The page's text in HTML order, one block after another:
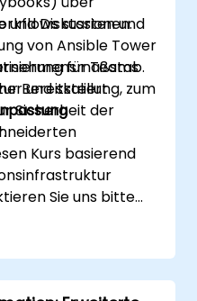
starten und
für Teams
und skaliert
Diskussionen.
von Ansible Tower
Bereitstellung, zum
Sicherheit der
Kurs basierend
Sie uns bitte